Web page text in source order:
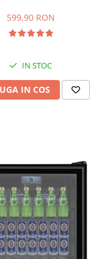
gheata, H 85
cm, Alb
599,90 RON
IN STOC
IN COS